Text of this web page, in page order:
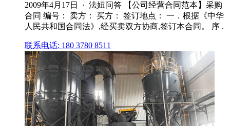
2009年4月17日 · 法妞问答 【公司经营合同范本】采购
合同 编号： 卖方： 买方： 签订地点： 一．根据《中华
人民共和国合同法》,经买卖双方协商,签订本合同。 序 .
联系电话: 180 3780 8511